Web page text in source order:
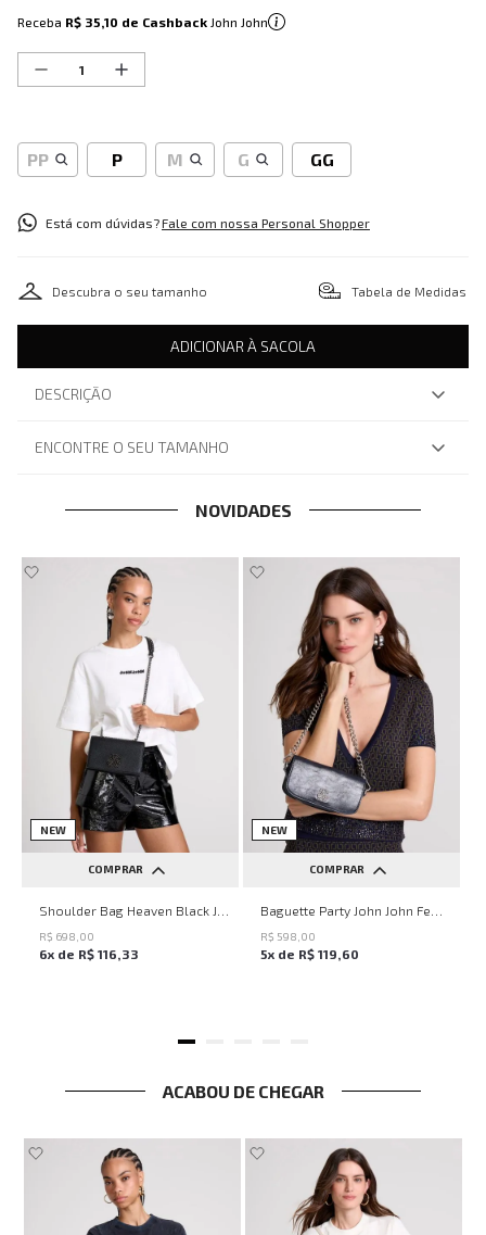
Receba R$ 35,10 de Cashback John John
PP P M G GG
Está com dúvidas?Fale com nossa Personal Shopper
Descubra o seu tamanho Tabela de Medidas
ADICIONAR À SACOLA
DESCRIÇÃO
ENCONTRE O SEU TAMANHO
NOVIDADES
NEW
COMPRAR
UN
R$ 698 00
6x de R$ 116 33
NEW
COMPRAR
UN
R$ 598 00
5x de R$ 119 60
ACABOU DE CHEGAR